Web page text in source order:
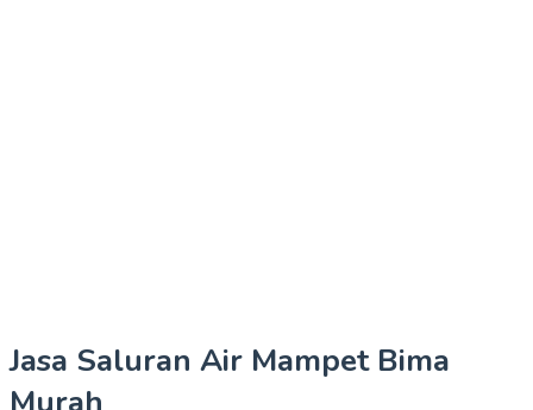
Jasa Saluran Air Mampet Bima